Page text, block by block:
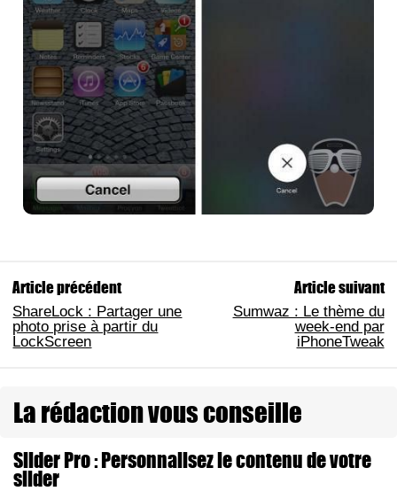
Article précédent
ShareLock : Partager une
photo prise à partir du
LockScreen
Article suivant
Sumwaz : Le thème du
week-end par
iPhoneTweak
La rédaction vous conseille
Slider Pro : Personnalisez le contenu de votre
slider